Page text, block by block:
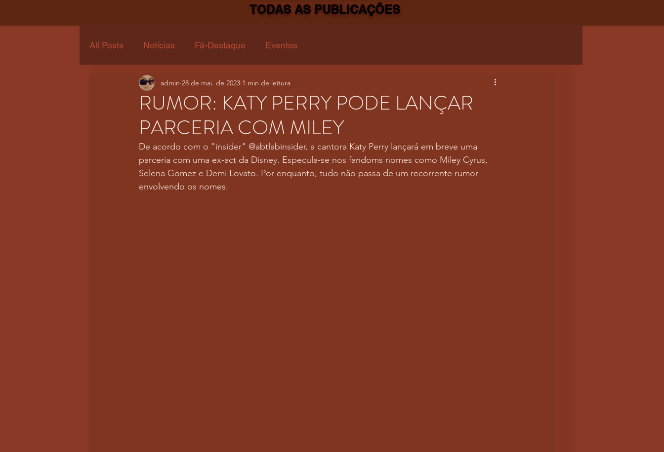
TODAS AS PUBLICAÇÕES
All Posts Notícias Fã-Destaque Eventos
RUMOR: KATY PERRY PODE LANÇAR
PARCERIA COM MILEY
admin 28 de mai. de 2023 1 min de leitura
De acordo com o "insider" @abtlabinsider, a cantora Katy Perry lançará em breve uma
parceria com uma ex-act da Disney. Especula-se nos fandoms nomes como Miley Cyrus,
Selena Gomez e Demi Lovato. Por enquanto, tudo não passa de um recorrente rumor
envolvendo os nomes.